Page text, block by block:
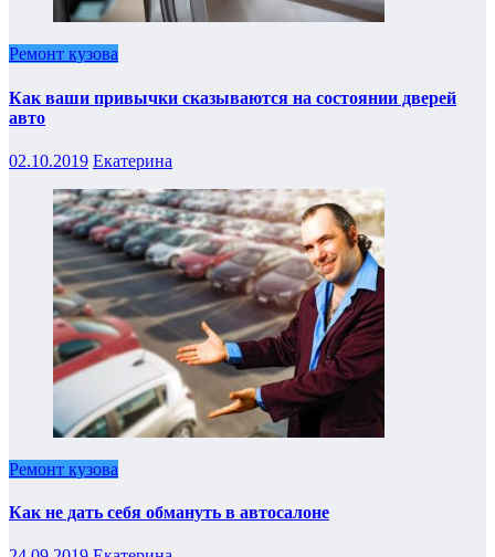
Ремонт кузова
Как ваши привычки сказываются на состоянии дверей
авто
02.10.2019 Екатерина
Ремонт кузова
Как не дать себя обмануть в автосалоне